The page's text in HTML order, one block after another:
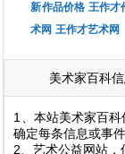
新作品价格 王作才
术网 王作才艺术网
美术家百科
1、本站美术家百
确定每条信息或事
2、艺术公益网站，